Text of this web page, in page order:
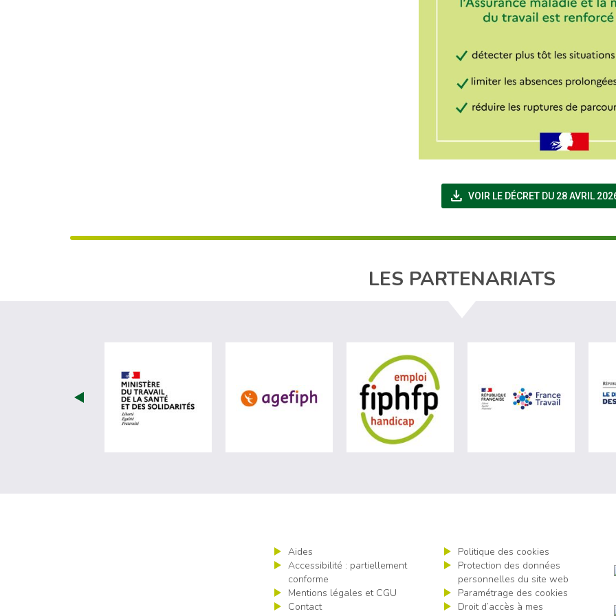
file_download VOIR LE DÉCRET DU 28 AVRIL
LES PARTENARIATS
visiter les site de Ministère du travail (nouvelle fenêtre)
visiter les site de Agefiph (nouvelle fenêtre)visiter les site de Fiphfp (nouvellevisiter les
Aides
Accessibilité : partiellement
conforme
Mentions légales et CGU
Contact
Politique des cookies
Protection des données
personnelles du site web
Paramétrage des cookies
Droit d’accès à mes